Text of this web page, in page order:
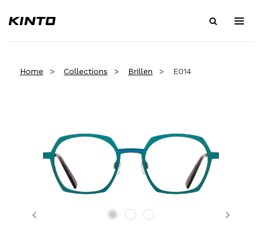
Home Collections Brillen E014
Previous Next